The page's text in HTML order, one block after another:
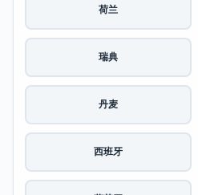
荷兰
瑞典
丹麦
西班牙